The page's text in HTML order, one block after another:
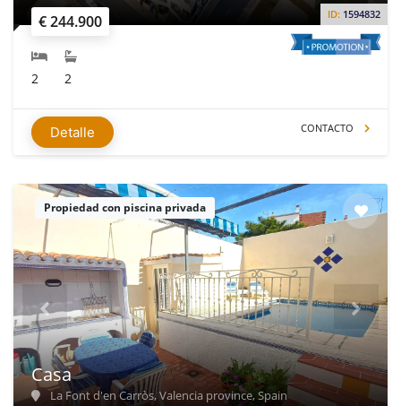
€ 244.900 ID: 1594832
2 2
Detalle CONTACTO
Propiedad con piscina privada
Casa
La Font d'en Carròs, Valencia province, Spain